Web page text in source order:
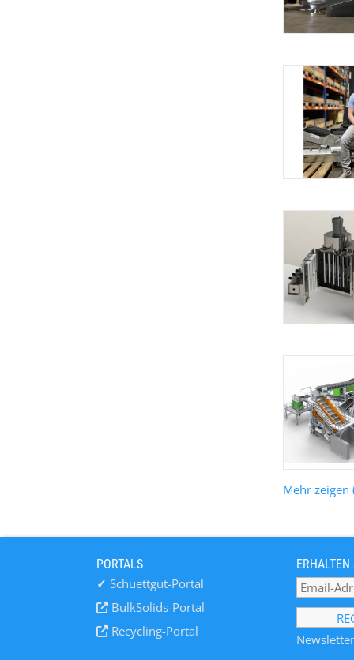
Mehr zeigen
PORTALS
✓ Schuettgut-Portal
BulkSolids-Portal
Recycling-Portal